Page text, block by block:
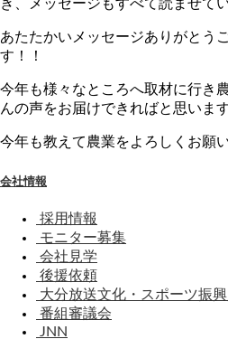
き、メッセージもすべて読ませて
あたたかいメッセージありがとう
す！！
今年も様々なところへ取材に行き
んの声をお届けできればと思います
今年も教えて農業をよろしくお願
会社情報
採用情報
モニター募集
会社見学
後援依頼
大分放送文化・スポーツ振興
番組審議会
JNN